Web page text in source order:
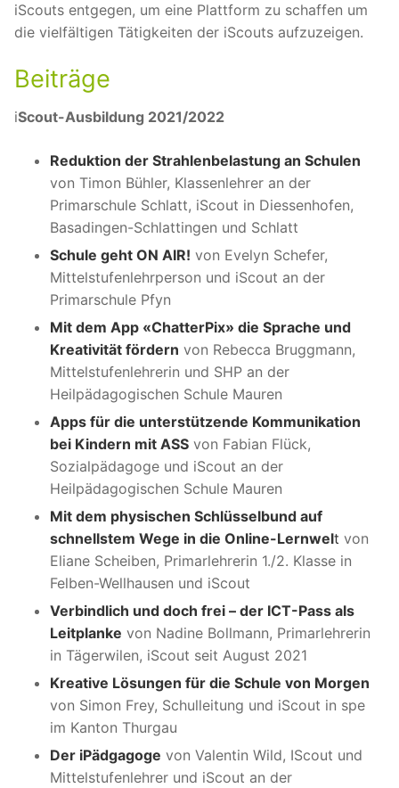
iScouts entgegen, um eine Plattform zu schaffen um
die vielfältigen Tätigkeiten der iScouts aufzuzeigen.
Beiträge
iScout-Ausbildung 2021/2022
Reduktion der Strahlenbelastung an Schulen
von Timon Bühler, Klassenlehrer an der
Primarschule Schlatt, iScout in Diessenhofen,
Basadingen-Schlattingen und Schlatt
Schule geht ON AIR! von Evelyn Schefer,
Mittelstufenlehrperson und iScout an der
Primarschule Pfyn
Mit dem App «ChatterPix» die Sprache und
Kreativität fördern von Rebecca Bruggmann,
Mittelstufenlehrerin und SHP an der
Heilpädagogischen Schule Mauren
Apps für die unterstützende Kommunikation
bei Kindern mit ASS von Fabian Flück,
Sozialpädagoge und iScout an der
Heilpädagogischen Schule Mauren
Mit dem physischen Schlüsselbund auf
schnellstem Wege in die Online-Lernwelt von
Eliane Scheiben, Primarlehrerin 1./2. Klasse in
Felben-Wellhausen und iScout
Verbindlich und doch frei – der ICT-Pass als
Leitplanke von Nadine Bollmann, Primarlehrerin
in Tägerwilen, iScout seit August 2021
Kreative Lösungen für die Schule von Morgen
von Simon Frey, Schulleitung und iScout in spe
im Kanton Thurgau
Der iPädgagoge von Valentin Wild, IScout und
Mittelstufenlehrer und iScout an der